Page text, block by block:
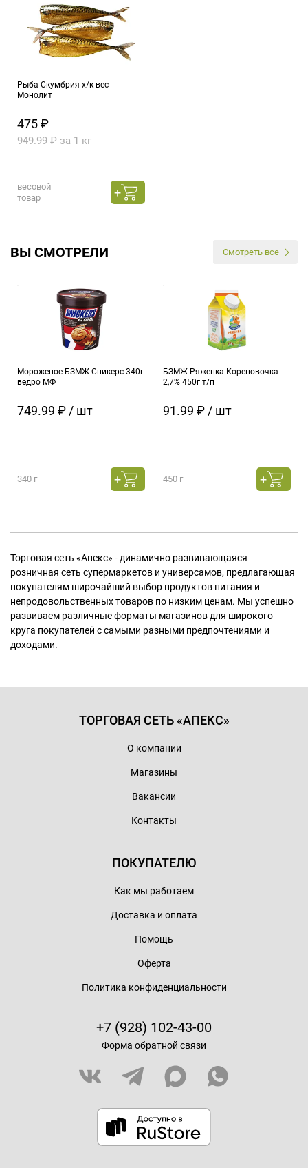
Рыба Скумбрия х/к вес
Монолит
475 ₽
949.99 ₽ за 1 кг
весовой
товар
ВЫ СМОТРЕЛИ Смотреть все
Мороженое БЗМЖ Сникерс 340г
ведро МФ
749.99 ₽ / шт
340 г
БЗМЖ Ряженка Кореновочка
2,7% 450г т/п
91.99 ₽ / шт
450 г
Торговая сеть «Апекс» - динамично развивающаяся
розничная сеть супермаркетов и универсамов, предлагающая
покупателям широчайший выбор продуктов питания и
непродовольственных товаров по низким ценам. Мы успешно
развиваем различные форматы магазинов для широкого
круга покупателей с самыми разными предпочтениями и
доходами.
ТОРГОВАЯ СЕТЬ «АПЕКС»
О компании
Магазины
Вакансии
Контакты
ПОКУПАТЕЛЮ
Как мы работаем
Доставка и оплата
Помощь
Оферта
Политика конфиденциальности
+7 (928) 102-43-00
Форма обратной связи